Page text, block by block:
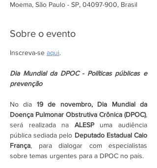
Moema, São Paulo - SP, 04097-900, Brasil
Sobre o evento
Inscreva-se aqui.
Dia Mundial da DPOC - Políticas públicas e
prevenção
No dia 19 de novembro, Dia Mundial da
Doença Pulmonar Obstrutiva Crônica (DPOC),
será realizada na ALESP uma audiência
pública sediada pelo Deputado Estadual Caio
França, para dialogar com especialistas
sobre temas urgentes para a DPOC no país.